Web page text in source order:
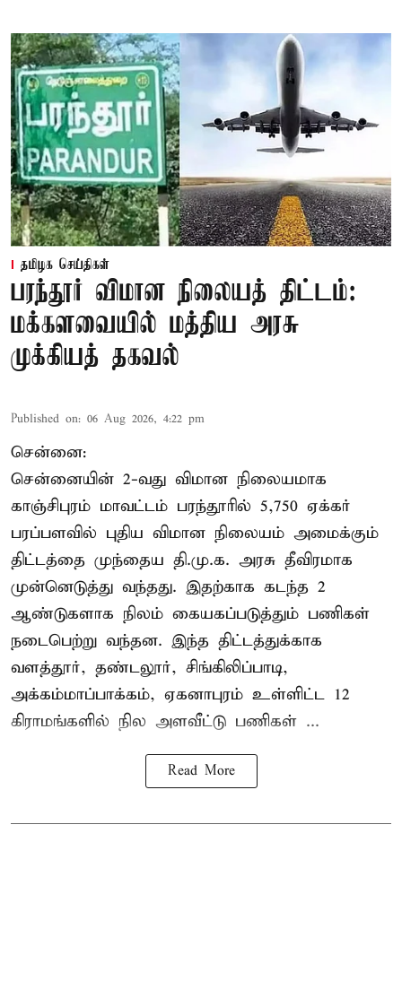
தமிழக செய்திகள்
பரந்தூர் விமான நிலையத் திட்டம்:
மக்களவையில் மத்திய அரசு
முக்கியத் தகவல்
Published on: 06 Aug 2026, 4:22 pm
சென்னை:
சென்னையின் 2-வது விமான நிலையமாக
காஞ்சிபுரம் மாவட்டம் பரந்தூரில் 5,750 ஏக்கர்
பரப்பளவில் புதிய விமான நிலையம் அமைக்கும்
திட்டத்தை முந்தைய தி.மு.க. அரசு தீவிரமாக
முன்னெடுத்து வந்தது. இதற்காக கடந்த 2
ஆண்டுகளாக நிலம் கையகப்படுத்தும் பணிகள்
நடைபெற்று வந்தன. இந்த திட்டத்துக்காக
வளத்தூர், தண்டலூர், சிங்கிலிப்பாடி,
அக்கம்மாப்பாக்கம், ஏகனாபுரம் உள்ளிட்ட 12
கிராமங்களில் நில அளவீட்டு பணிகள் ...
Read More